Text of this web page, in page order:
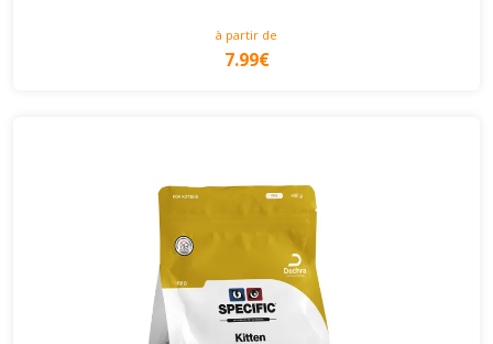
à partir de
7.99€